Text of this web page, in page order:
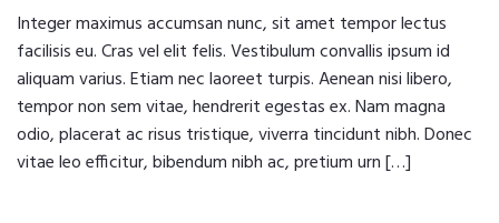
Integer maximus accumsan nunc, sit amet tempor lectus
facilisis eu. Cras vel elit felis. Vestibulum convallis ipsum id
aliquam varius. Etiam nec laoreet turpis. Aenean nisi libero,
tempor non sem vitae, hendrerit egestas ex. Nam magna
odio, placerat ac risus tristique, viverra tincidunt nibh. Donec
vitae leo efficitur, bibendum nibh ac, pretium urn […]